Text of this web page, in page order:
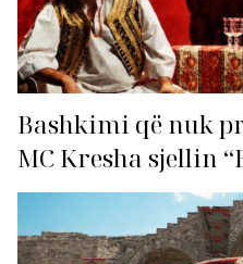
Bashkimi që nuk
MC Kresha sjellin
ndezin rrjetin!